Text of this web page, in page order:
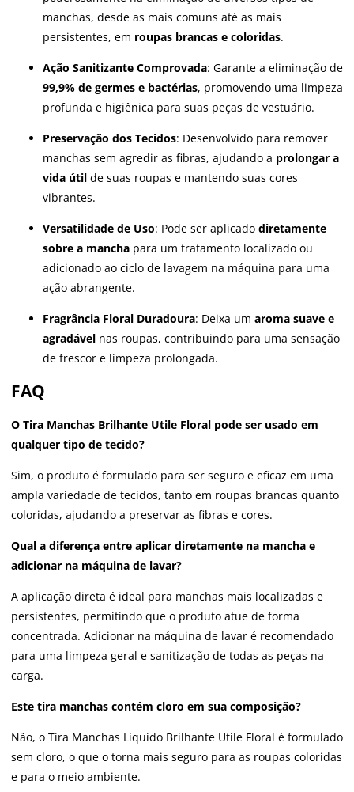
manchas, desde as mais comuns até as mais
persistentes, em roupas brancas e coloridas.
Ação Sanitizante Comprovada: Garante a eliminação de
99,9% de germes e bactérias, promovendo uma limpeza
profunda e higiênica para suas peças de vestuário.
Preservação dos Tecidos: Desenvolvido para remover
manchas sem agredir as fibras, ajudando a prolongar a
vida útil de suas roupas e mantendo suas cores
vibrantes.
Versatilidade de Uso: Pode ser aplicado diretamente
sobre a mancha para um tratamento localizado ou
adicionado ao ciclo de lavagem na máquina para uma
ação abrangente.
Fragrância Floral Duradoura: Deixa um aroma suave e
agradável nas roupas, contribuindo para uma sensação
de frescor e limpeza prolongada.
FAQ
O Tira Manchas Brilhante Utile Floral pode ser usado em
qualquer tipo de tecido?
Sim, o produto é formulado para ser seguro e eficaz em uma
ampla variedade de tecidos, tanto em roupas brancas quanto
coloridas, ajudando a preservar as fibras e cores.
Qual a diferença entre aplicar diretamente na mancha e
adicionar na máquina de lavar?
A aplicação direta é ideal para manchas mais localizadas e
persistentes, permitindo que o produto atue de forma
concentrada. Adicionar na máquina de lavar é recomendado
para uma limpeza geral e sanitização de todas as peças na
carga.
Este tira manchas contém cloro em sua composição?
Não, o Tira Manchas Líquido Brilhante Utile Floral é formulado
sem cloro, o que o torna mais seguro para as roupas coloridas
e para o meio ambiente.